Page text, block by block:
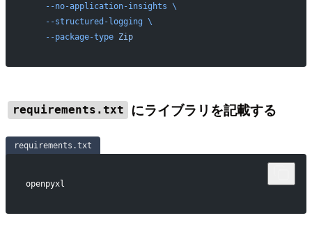
    --no-application-insights
\
    --structured-logging
\
    --package-type
Zip
requirements.txt にライブラリを記載する
requirements.txt
openpyxl